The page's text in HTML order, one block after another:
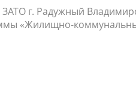
г. Радужный
«Жилищно-